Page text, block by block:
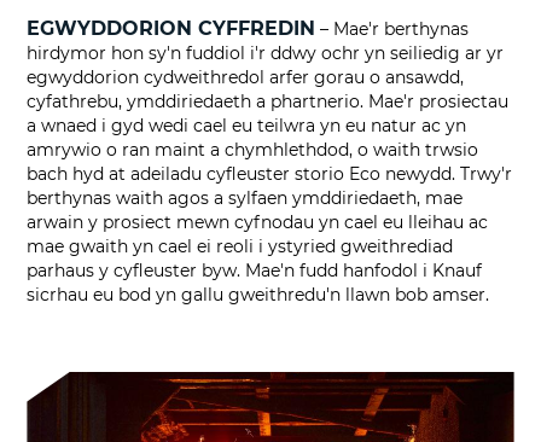
EGWYDDORION CYFFREDIN – Mae'r berthynas
hirdymor hon sy'n fuddiol i'r ddwy ochr yn seiliedig ar yr
egwyddorion cydweithredol arfer gorau o ansawdd,
cyfathrebu, ymddiriedaeth a phartnerio. Mae'r prosiectau
a wnaed i gyd wedi cael eu teilwra yn eu natur ac yn
amrywio o ran maint a chymhlethdod, o waith trwsio
bach hyd at adeiladu cyfleuster storio Eco newydd. Trwy'r
berthynas waith agos a sylfaen ymddiriedaeth, mae
arwain y prosiect mewn cyfnodau yn cael eu lleihau ac
mae gwaith yn cael ei reoli i ystyried gweithrediad
parhaus y cyfleuster byw. Mae'n fudd hanfodol i Knauf
sicrhau eu bod yn gallu gweithredu'n llawn bob amser.